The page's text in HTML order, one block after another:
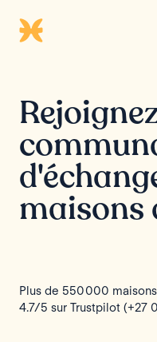
maisons
Plus de 550 000
4.7/5 sur Trustpilot (+27